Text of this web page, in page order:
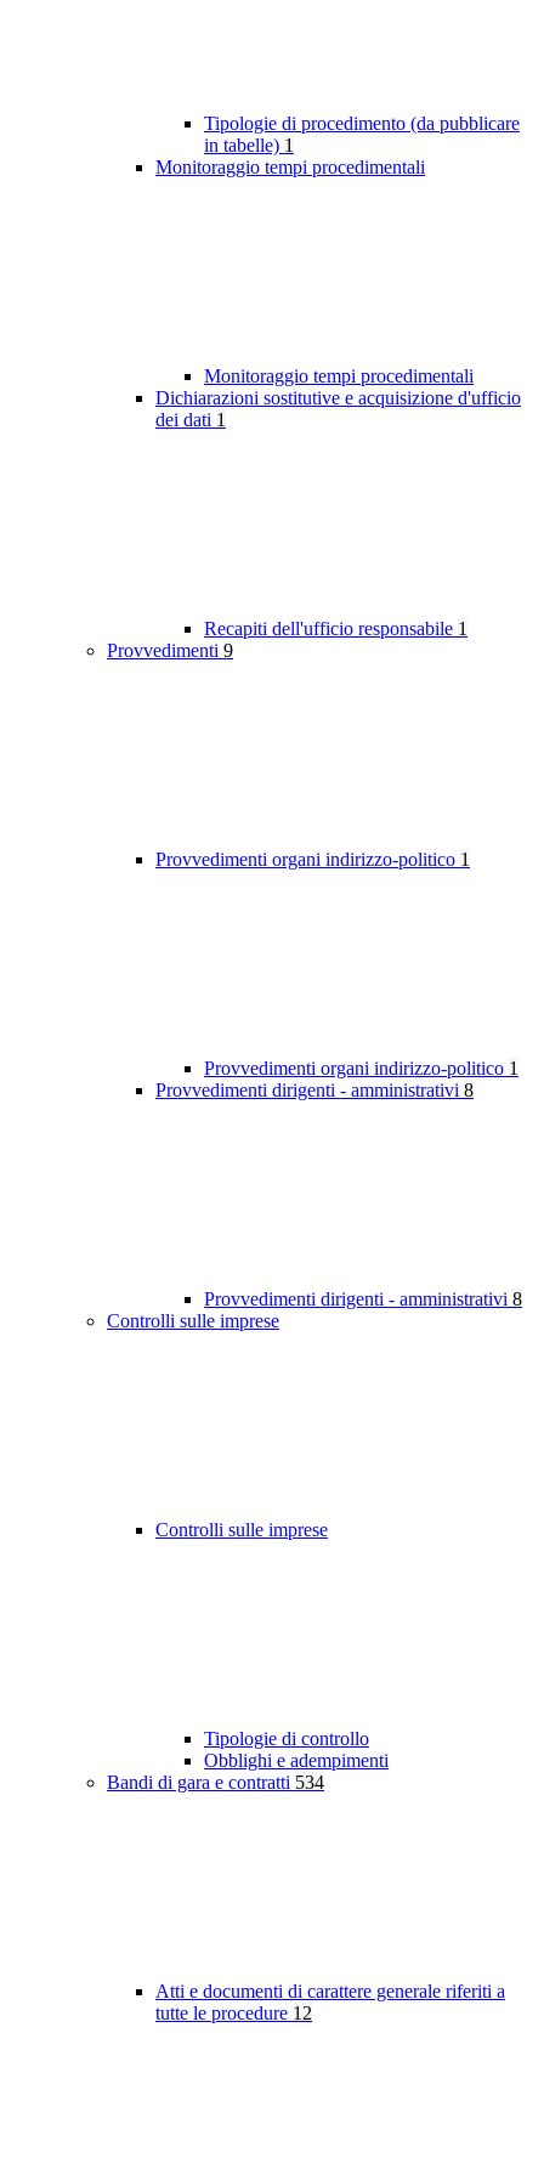
Tipologie di procedimento (da pubblicare
in tabelle) 1
Monitoraggio tempi procedimentali
Monitoraggio tempi procedimentali
Dichiarazioni sostitutive e acquisizione d'ufficio
dei dati 1
Recapiti dell'ufficio responsabile 1
Provvedimenti 9
Provvedimenti organi indirizzo-politico 1
Provvedimenti organi indirizzo-politico 1
Provvedimenti dirigenti - amministrativi 8
Provvedimenti dirigenti - amministrativi 8
Controlli sulle imprese
Controlli sulle imprese
Tipologie di controllo
Obblighi e adempimenti
Bandi di gara e contratti 534
Atti e documenti di carattere generale riferiti a
tutte le procedure 12